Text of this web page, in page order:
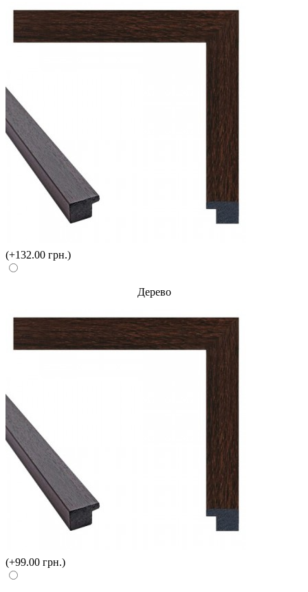
(+132.00 грн.)
Дерево
(+99.00 грн.)